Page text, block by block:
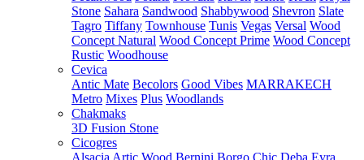
Stone Sahara Sandwood Shabbywood Shevron Slate
Tagro Tiffany Townhouse Tunis Vegas Versal Wood
Concept Natural Wood Concept Prime Wood Concept
Rustic Woodhouse
Cevica
Antic Mate Becolors Good Vibes MARRAKECH
Metro Mixes Plus Woodlands
Chakmaks
3D Fusion Stone
Cicogres